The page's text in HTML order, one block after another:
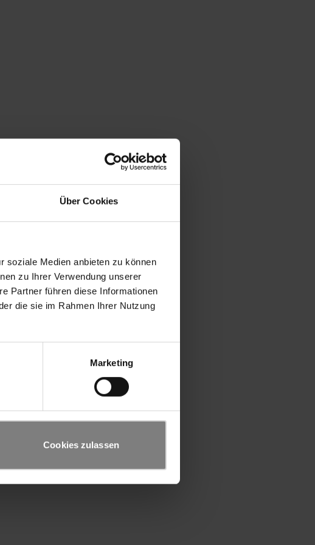
Über Cookies
soziale Medien anbieten zu können
zu Ihrer Verwendung unserer
Partner führen diese Informationen
die sie im Rahmen Ihrer Nutzung
Marketing
Cookies zulassen